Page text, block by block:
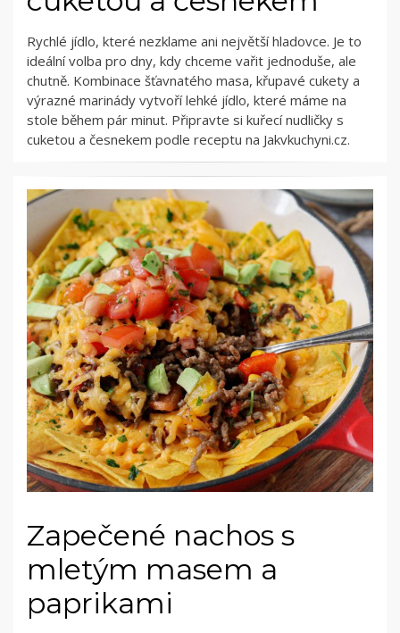
Rychlé jídlo, které nezklame ani největší hladovce. Je to
ideální volba pro dny, kdy chceme vařit jednoduše, ale
chutně. Kombinace šťavnatého masa, křupavé cukety a
výrazné marinády vytvoří lehké jídlo, které máme na
stole během pár minut. Připravte si kuřecí nudličky s
cuketou a česnekem podle receptu na Jakvkuchyni.cz.
Zapečené nachos s
mletým masem a
paprikami